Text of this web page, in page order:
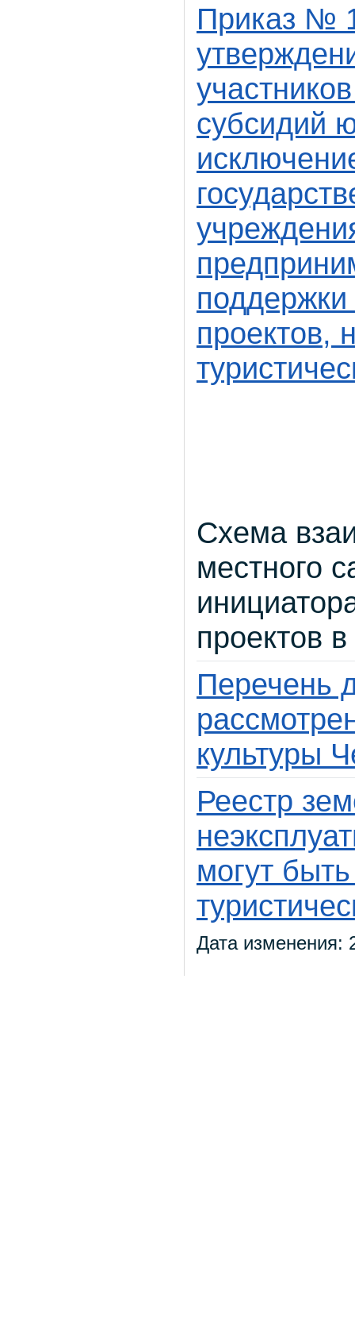
Приказ №
субсидий
проектов,
Схема
местного
проектов
Перечень
культуры
Реестр
могут
Дата изменения: